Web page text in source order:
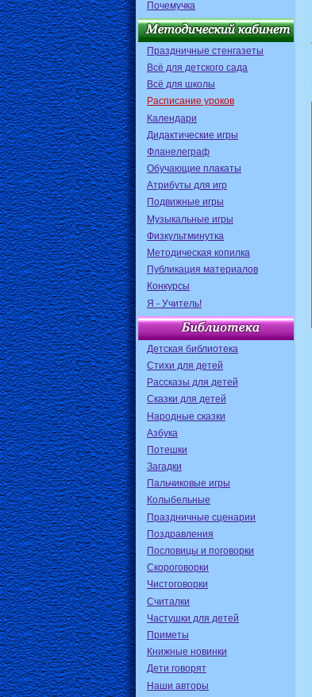
Почемучка
Праздничные стенгазеты
Всё для детского сада
Всё для школы
Расписание уроков
Календари
Дидактические игры
Фланелеграф
Обучающие плакаты
Атрибуты для игр
Подвижные игры
Музыкальные игры
Физкультминутка
Методическая копилка
Публикация материалов
Конкурсы
Я - Учитель!
Детская библиотека
Стихи для детей
Рассказы для детей
Сказки для детей
Народные сказки
Азбука
Потешки
Загадки
Пальчиковые игры
Колыбельные
Праздничные сценарии
Поздравления
Пословицы и поговорки
Скороговорки
Чистоговорки
Считалки
Частушки для детей
Приметы
Книжные новинки
Дети говорят
Наши авторы